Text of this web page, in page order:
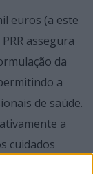
euros (a este
assegura
da
a
de saúde.
a
cuidados